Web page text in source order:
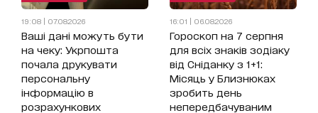
19:08 | 07.08.2026
Ваші дані можуть бути
на чеку: Укрпошта
почала друкувати
персональну
інформацію в
розрахункових
16:01 | 06.08.2026
Гороскоп на 7 серпня
для всіх знаків зодіаку
від Сніданку з 1+1:
Місяць у Близнюках
зробить день
непередбачуваним